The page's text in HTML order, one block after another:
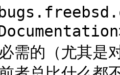
需的（尤其是